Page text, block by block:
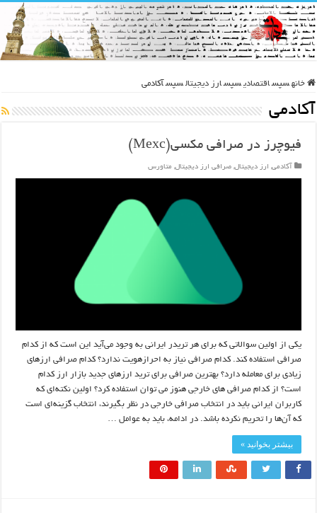
خانه سپس اقتصادی سپس ارز دیجیتال سپس آکادمی
آکادمی
فیوچرز در صرافی مکسی(Mexc)
آکادمی, ارز دیجیتال, صرافی ارز دیجیتال, متاورس
یکی از اولین سوالاتی که برای هر تریدر ایرانی به وجود می‌آید این است که از کدام
صرافی استفاده کند. کدام صرافی نیاز به احرازهویت ندارد؟ کدام صرافی ارزهای
زیادی برای معامله دارد؟ بهترین صرافی برای ترید ارزهای جدید بازار ارز کدام
است؟ از کدام صرافی های خارجی هنوز می توان استفاده کرد؟ اولین نکته‌ای که
کاربران ایرانی باید در انتخاب صرافی خارجی در نظر بگیرند، انتخاب گزینه‌ای است
که آن‌ها را تحریم نکرده باشد. در ادامه، باید به عوامل …
بیشتر بخوانید »